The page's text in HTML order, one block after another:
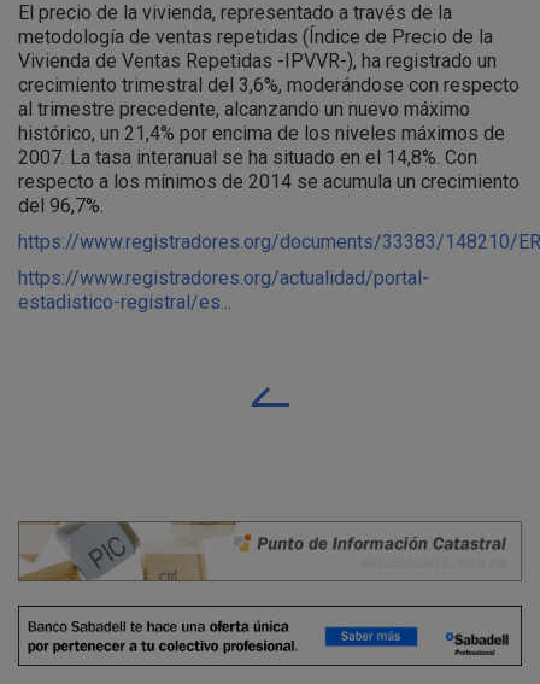
El precio de la vivienda, representado a través de la
metodología de ventas repetidas (Índice de Precio de la
Vivienda de Ventas Repetidas -IPVVR-), ha registrado un
crecimiento trimestral del 3,6%, moderándose con respecto
al trimestre precedente, alcanzando un nuevo máximo
histórico, un 21,4% por encima de los niveles máximos de
2007. La tasa interanual se ha situado en el 14,8%. Con
respecto a los mínimos de 2014 se acumula un crecimiento
del 96,7%.
https://www.registradores.org/documents/33383/148210/
https://www.registradores.org/actualidad/portal-
estadistico-registral/es...